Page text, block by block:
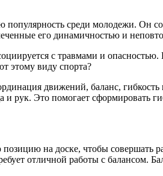
среди молодежи. Он
его динамичностью и
с травмами и
этому виду спорта?
движений, баланс,
Это помогает сформировать
позицию на доске, чтобы
отличной работы с балансом.